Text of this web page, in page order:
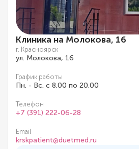
Клиника на Молокова, 16
г. Красноярск
ул. Молокова, 16
График работы
Пн. - Вс. с 8.00 по 20.00
Телефон
+7 (391) 222-06-28
Email
krskpatient@duetmed.ru